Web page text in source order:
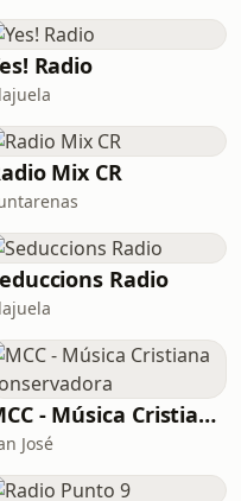
Radio
Mix CR
Radio
MCC - Música Cristiana Conservadora
José